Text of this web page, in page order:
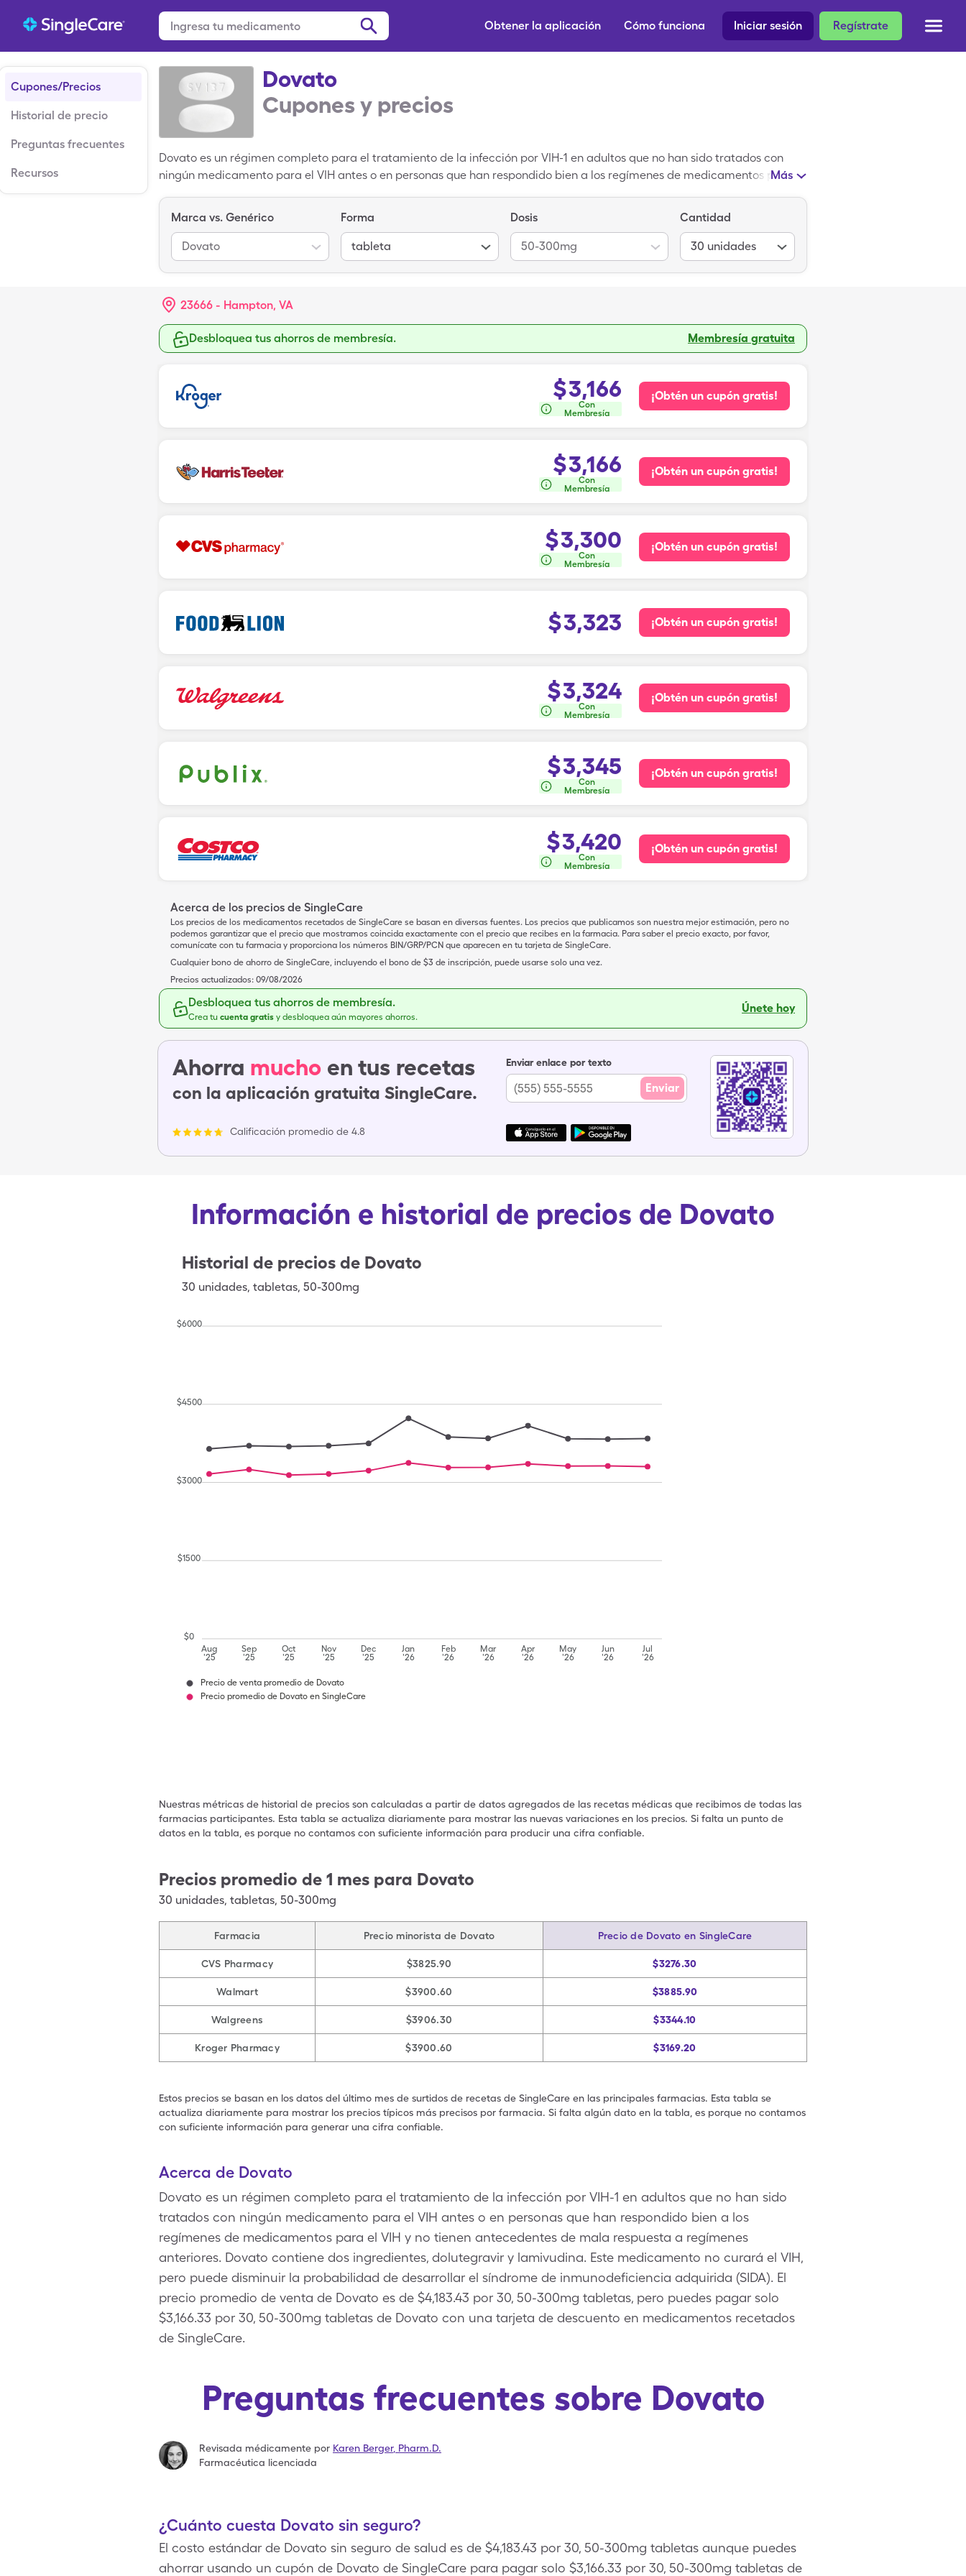
Regístrate
Iniciar sesión
Cómo funciona
Obtener la aplicación
Cupones/Precios
Historial de precio
Preguntas frecuentes
Recursos
Dovato
Cupones y precios
Dovato es un régimen completo para el tratamiento de la infección por VIH-1 en adultos que no han sido tratados con
ningún medicamento para el VIH antes o en personas que han respondido bien a los regímenes de medicamentos para el
lamivudina. Este medicamento no curará el VIH, pero puede disminuir la probabilidad de desarrollar el síndrome de
pero puedes pagar solo $3,166.33 por 30, 50-300mg tabletas de Dovato con una tarjeta de descuento en medicamentos
recetados de SingleCare.
Más
Marca vs. Genérico
Dovato
Forma
tableta
Dosis
50-300mg
Cantidad
30 unidades
23666 - Hampton, VA
Desbloquea tus ahorros de membresía. Membresía gratuita
$3,166
Con
Membresía
¡Obtén un cupón gratis!
$3,166
Con
Membresía
¡Obtén un cupón gratis!
$3,300
Con
Membresía
¡Obtén un cupón gratis!
$3,323 ¡Obtén un cupón gratis!
$3,324
Con
Membresía
¡Obtén un cupón gratis!
$3,345
Con
Membresía
¡Obtén un cupón gratis!
$3,420
Con
Membresía
¡Obtén un cupón gratis!
Acerca de los precios de SingleCare
Los precios de los medicamentos recetados de SingleCare se basan en diversas fuentes. Los precios que publicamos son nuestra mejor estimación, pero no
podemos garantizar que el precio que mostramos coincida exactamente con el precio que recibes en la farmacia. Para saber el precio exacto, por favor,
comunícate con tu farmacia y proporciona los números BIN/GRP/PCN que aparecen en tu tarjeta de SingleCare.
Cualquier bono de ahorro de SingleCare, incluyendo el bono de $3 de inscripción, puede usarse solo una vez.
Precios actualizados: 09/08/2026
Desbloquea tus ahorros de membresía.
Crea tu cuenta gratis y desbloquea aún mayores ahorros.
Únete hoy
Ahorra mucho en tus recetas
con la aplicación gratuita SingleCare.
Calificación promedio de 4.8
Enviar enlace por texto
Enviar
Información e historial de precios de Dovato
Historial de precios de Dovato
30 unidades, tabletas, 50-300mg
Aug
'25
Sep
'25
Oct
'25
Nov
'25
Dec
'25
Jan
'26
Feb
'26
Mar
'26
Apr
'26
May
'26
Jun
'26
Jul
'26
$0
$1500
$3000
$4500
$6000
Precio de venta promedio de Dovato
Precio promedio de Dovato en SingleCare
Nuestras métricas de historial de precios son calculadas a partir de datos agregados de las recetas médicas que recibimos de todas las
farmacias participantes. Esta tabla se actualiza diariamente para mostrar las nuevas variaciones en los precios. Si falta un punto de
datos en la tabla, es porque no contamos con suficiente información para producir una cifra confiable.
Precios promedio de 1 mes para Dovato
30 unidades, tabletas, 50-300mg
Farmacia Precio minorista de Dovato Precio de Dovato en SingleCare
CVS Pharmacy $3825.90 $3276.30
Walmart $3900.60 $3885.90
Walgreens $3906.30 $3344.10
Kroger Pharmacy $3900.60 $3169.20
Estos precios se basan en los datos del último mes de surtidos de recetas de SingleCare en las principales farmacias. Esta tabla se
actualiza diariamente para mostrar los precios típicos más precisos por farmacia. Si falta algún dato en la tabla, es porque no contamos
con suficiente información para generar una cifra confiable.
Acerca de Dovato
Dovato es un régimen completo para el tratamiento de la infección por VIH-1 en adultos que no han sido
tratados con ningún medicamento para el VIH antes o en personas que han respondido bien a los
regímenes de medicamentos para el VIH y no tienen antecedentes de mala respuesta a regímenes
anteriores. Dovato contiene dos ingredientes, dolutegravir y lamivudina. Este medicamento no curará el VIH,
pero puede disminuir la probabilidad de desarrollar el síndrome de inmunodeficiencia adquirida (SIDA). El
precio promedio de venta de Dovato es de $4,183.43 por 30, 50-300mg tabletas, pero puedes pagar solo
$3,166.33 por 30, 50-300mg tabletas de Dovato con una tarjeta de descuento en medicamentos recetados
de SingleCare.
Preguntas frecuentes sobre Dovato
Revisada médicamente por Karen Berger, Pharm.D.
Farmacéutica licenciada
¿Cuánto cuesta Dovato sin seguro?
El costo estándar de Dovato sin seguro de salud es de $4,183.43 por 30, 50-300mg tabletas aunque puedes
ahorrar usando un cupón de Dovato de SingleCare para pagar solo $3,166.33 por 30, 50-300mg tabletas de